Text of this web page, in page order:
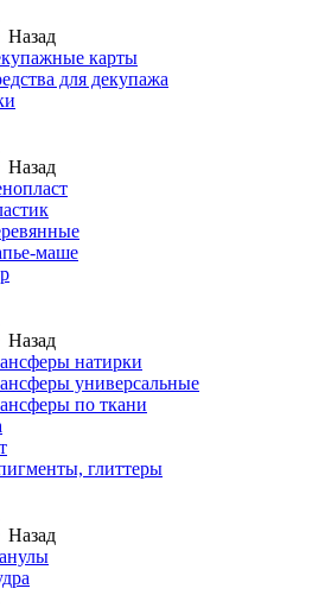
Назад
карты
для декупажа
Назад
маше
Назад
натирки
универсальные
по ткани
глиттеры
Назад